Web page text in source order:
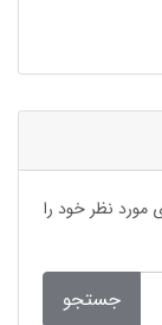
نظر خود را
جستجو